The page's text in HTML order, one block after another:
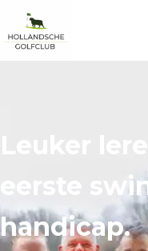
eerste
handicap.